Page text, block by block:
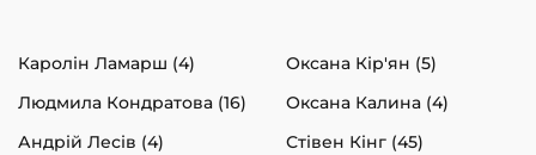
Каролін Ламарш (4)
Оксана Кір'ян (5)
Людмила Кондратова (16)
Оксана Калина (4)
Андрій Лесів (4)
Стівен Кінг (45)